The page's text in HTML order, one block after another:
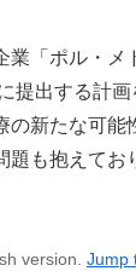
「ポル・メ
提出する計画
新たな可能
題も抱えてお
version. Jump